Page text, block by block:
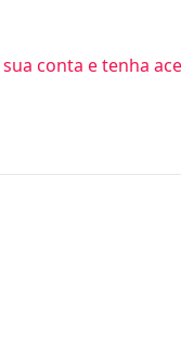
conta e tenha